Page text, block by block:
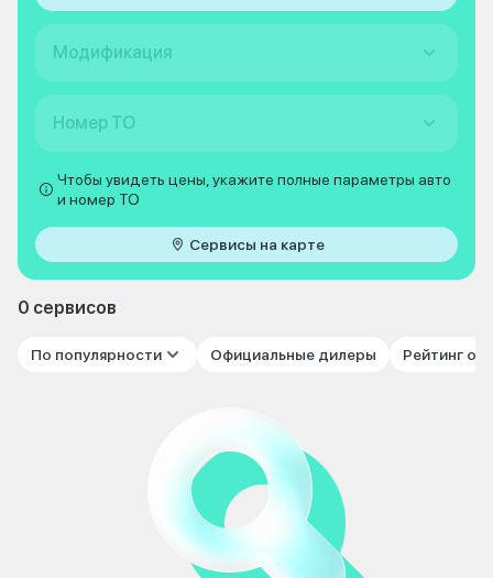
Модификация
Номер ТО
Чтобы увидеть цены, укажите полные параметры авто
и номер ТО
Сервисы на карте
0 сервисов
По популярности Официальные дилеры Рейтинг